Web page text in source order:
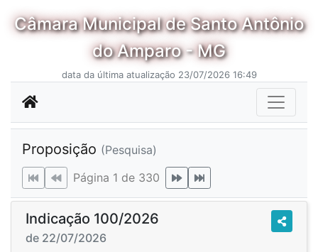
Câmara Municipal de Santo Antônio
do Amparo - MG
data da última atualização 23/07/2026 16:49
Proposição (Pesquisa)
Página 1 de 330
Indicação 100/2026
de 22/07/2026